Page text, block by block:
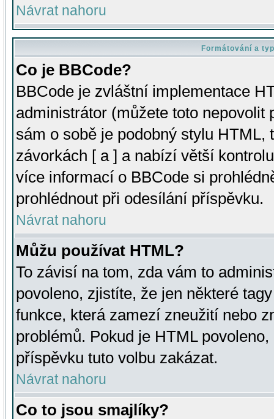
Návrat nahoru
Formátování a
Co je BBCode?
BBCode je zvláštní implementace
administrátor (můžete toto
sám o sobě je podobný stylu HTML,
závorkách [ a ] a nabízí větší
více informací o BBCode si
prohlédnout při odesílání příspěvku.
Návrat nahoru
Můžu používat HTML?
To závisí na tom, zda vám to
povoleno, zjistíte, že jen některé
funkce, která zamezí zneužití nebo
problémů. Pokud je HTML
příspěvku tuto volbu zakázat.
Návrat nahoru
Co to jsou smajlíky?